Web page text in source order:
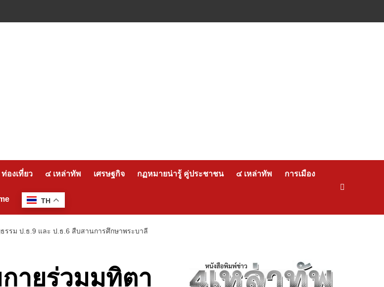
ท่องเที่ยว ๔ เหล่าทัพ เศรษฐกิจ กฏหมายน่ารู้ คู่ประชาชน ๔ เหล่าทัพ การเมือง
TH
รรม ป.ธ.9 และ ป.ธ.6 สืบสานการศึกษาพระบาลี
ายร่วมมุทิตา